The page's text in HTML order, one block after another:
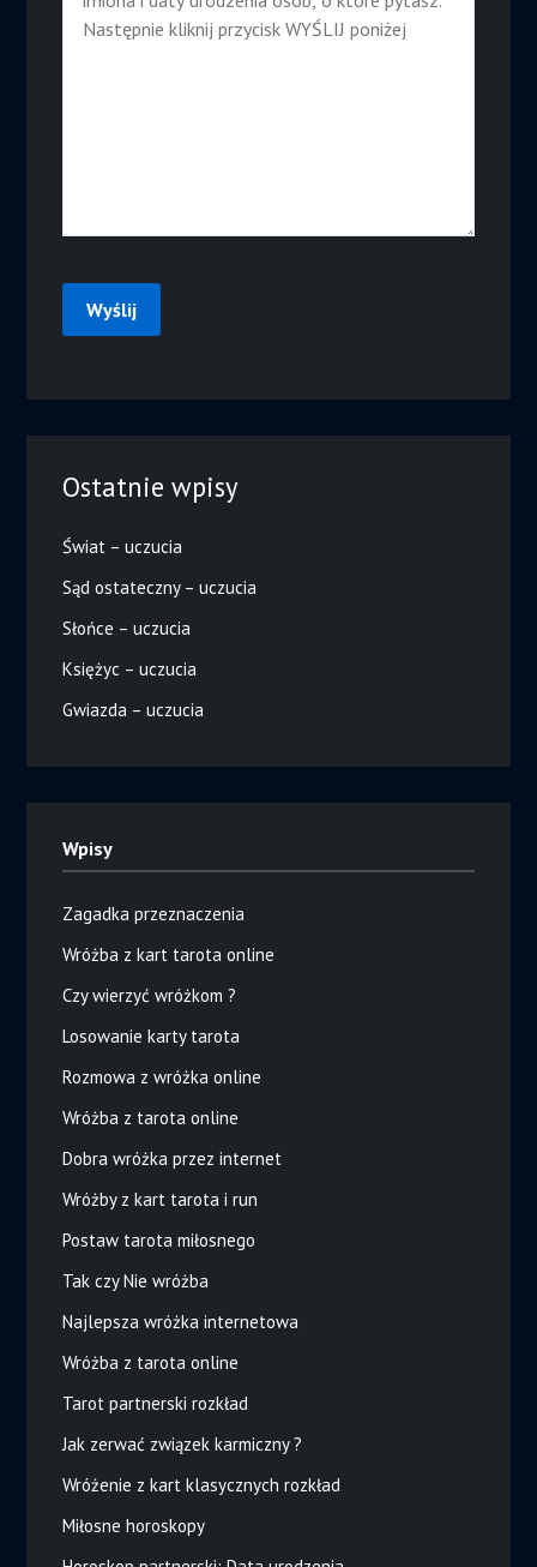
Ostatnie wpisy
Świat – uczucia
Sąd ostateczny – uczucia
Słońce – uczucia
Księżyc – uczucia
Gwiazda – uczucia
Wpisy
Zagadka przeznaczenia
Wróżba z kart tarota online
Czy wierzyć wróżkom ?
Losowanie karty tarota
Rozmowa z wróżka online
Wróżba z tarota online
Dobra wróżka przez internet
Wróżby z kart tarota i run
Postaw tarota miłosnego
Tak czy Nie wróżba
Najlepsza wróżka internetowa
Wróżba z tarota online
Tarot partnerski rozkład
Jak zerwać związek karmiczny ?
Wróżenie z kart klasycznych rozkład
Miłosne horoskopy